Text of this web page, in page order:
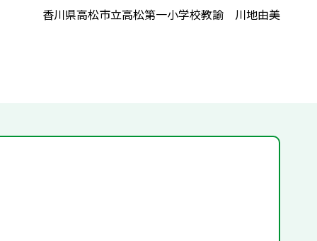
香川県高松市立高松第一小学校教諭 川地由美